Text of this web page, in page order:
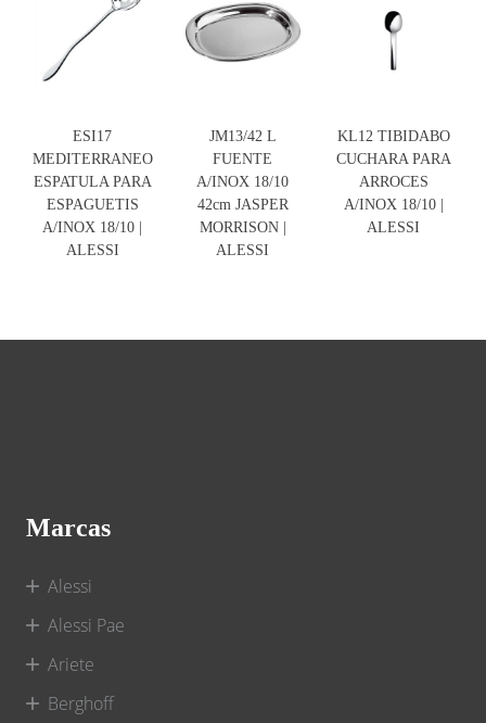
ESI17
MEDITERRANEO
ESPATULA PARA
ESPAGUETIS
A/INOX 18/10 |
ALESSI
JM13/42 L
FUENTE
A/INOX 18/10
42cm JASPER
MORRISON |
ALESSI
KL12 TIBIDABO
CUCHARA PARA
ARROCES
A/INOX 18/10 |
ALESSI
Marcas
Alessi
Alessi Pae
Ariete
Berghoff